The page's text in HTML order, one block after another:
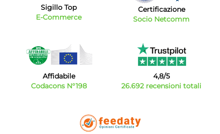
Sigillo Top
E-Commerce
Certificazione
Socio Netcomm
Affidabile
Codacons N°198
4,8/5
26.692 recensioni totali